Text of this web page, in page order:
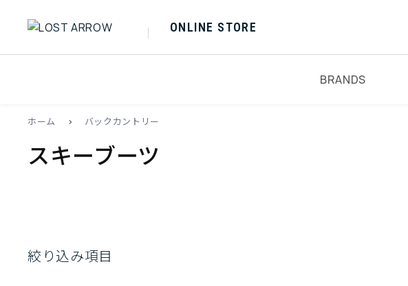
ONLINE STORE
BRANDS
ホーム > バックカントリー
スキーブーツ
絞り込み項目